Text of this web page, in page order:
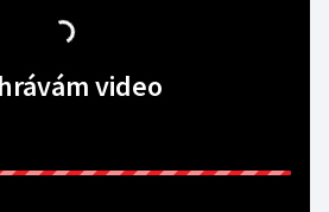
video